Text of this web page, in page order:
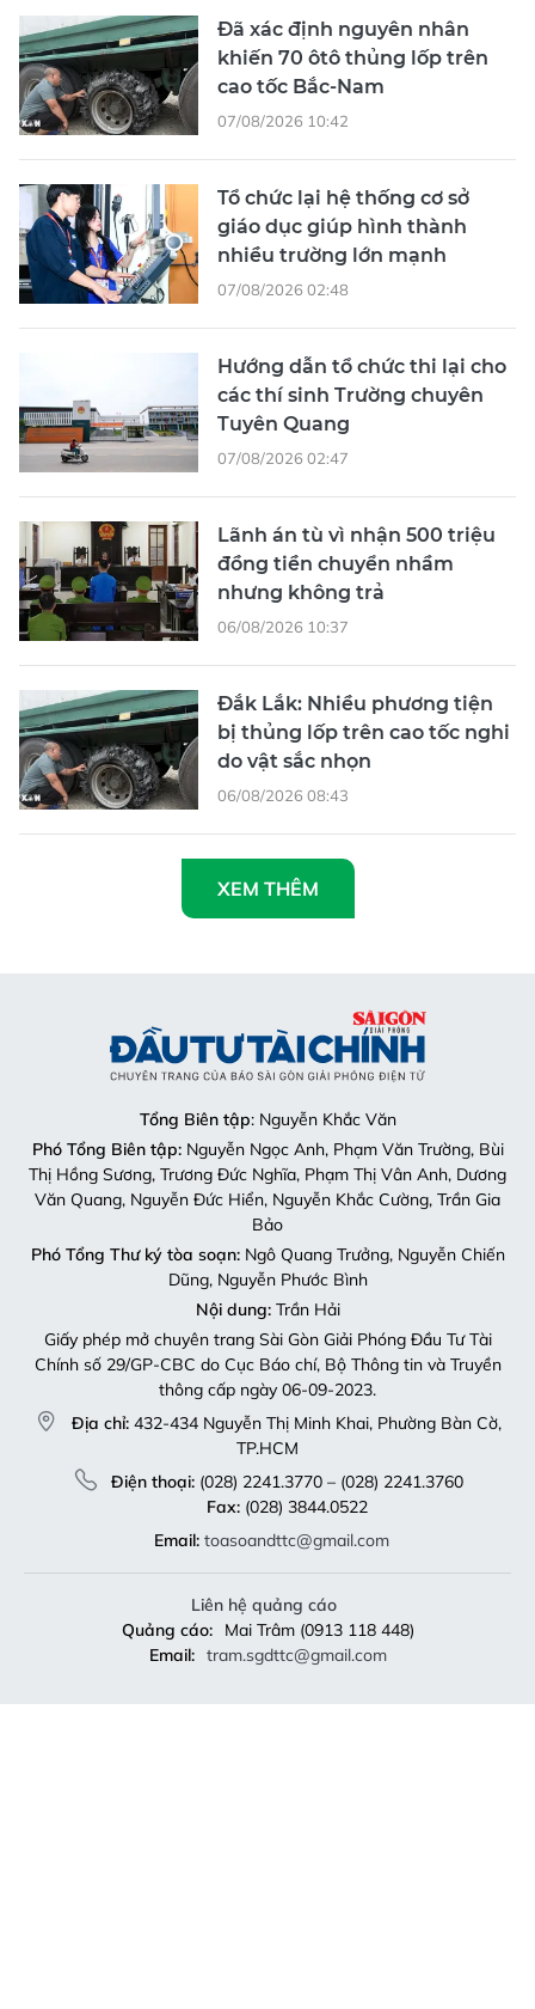
Đã xác định nguyên nhân
khiến 70 ôtô thủng lốp trên
cao tốc Bắc-Nam
07/08/2026 10:42
Tổ chức lại hệ thống cơ sở
giáo dục giúp hình thành
nhiều trường lớn mạnh
07/08/2026 02:48
Hướng dẫn tổ chức thi lại cho
các thí sinh Trường chuyên
Tuyên Quang
07/08/2026 02:47
Lãnh án tù vì nhận 500 triệu
đồng tiền chuyển nhầm
nhưng không trả
06/08/2026 10:37
Đắk Lắk: Nhiều phương tiện
bị thủng lốp trên cao tốc nghi
do vật sắc nhọn
06/08/2026 08:43
XEM THÊM
Tổng Biên tập: Nguyễn Khắc Văn
Phó Tổng Biên tập:Nguyễn Ngọc Anh, Phạm Văn Trường, Bùi
Thị Hồng Sương, Trương Đức Nghĩa, Phạm Thị Vân Anh, Dương
Văn Quang, Nguyễn Đức Hiển, Nguyễn Khắc Cường, Trần Gia
Bảo
Phó Tổng Thư ký tòa soạn:Ngô Quang Trưởng, Nguyễn Chiến
Dũng, Nguyễn Phước Bình
Nội dung:Trần Hải
Giấy phép mở chuyên trang Sài Gòn Giải Phóng Đầu Tư Tài
Chính số 29/GP-CBC do Cục Báo chí, Bộ Thông tin và Truyền
thông cấp ngày 06-09-2023.
Địa chỉ: 432-434 Nguyễn Thị Minh Khai, Phường Bàn Cờ,
TP.HCM
Điện thoại:(028) 2241.3770 – (028) 2241.3760
Fax:(028) 3844.0522
Email: toasoandttc@gmail.com
Liên hệ quảng cáo
Quảng cáo:
Mai Trâm (0913 118 448)
Email: tram.sgdttc@gmail.com